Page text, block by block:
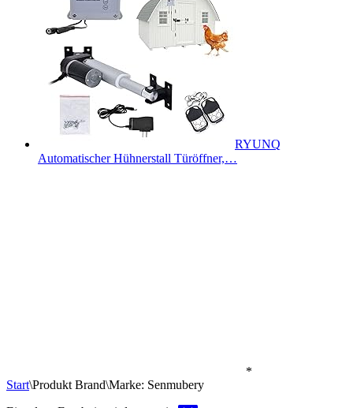
RYUNQ
Automatischer Hühnerstall Türöffner,…
*
Start\Produkt Brand\Marke: Senmubery